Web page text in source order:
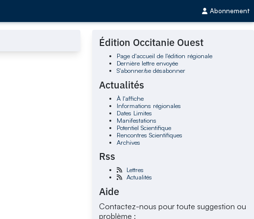
Abonnement
Édition Occitanie Ouest
Page d'accueil de l'édition régionale
Dernière lettre envoyée
S'abonner/se désabonner
Actualités
À l'affiche
Informations régionales
Dates Limites
Manifestations
Potentiel Scientifique
Rencontres Scientifiques
Archives
Rss
Lettres
Actualités
Aide
Contactez-nous pour toute suggestion ou
problème :